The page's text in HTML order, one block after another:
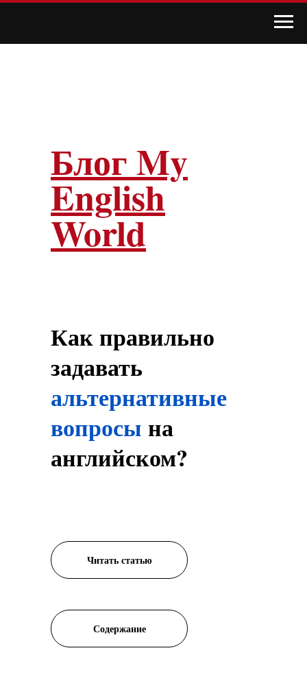
Блог My
English
World
Как правильно
задавать
альтернативные
вопросы на
английском?
Читать статью
Содержание